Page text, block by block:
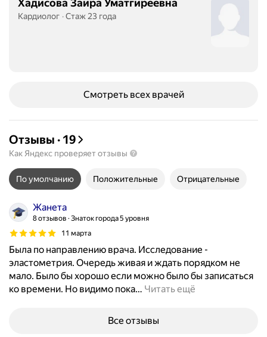
Хадисова Заира Уматгиреевна
Кардиолог Стаж 23 года
Смотреть всех врачей
Отзывы · 19
Как Яндекс проверяет отзывы
По умолчанию Положительные Отрицательные
Жанета
8 отзывов Знаток города 5 уровня
11 марта
Была по направлению врача. Исследование -
эластометрия. Очередь живая и ждать порядком не
мало. Было бы хорошо если можно было бы записаться
ко времени. Но видимо пока… Читать ещё
Все отзывы